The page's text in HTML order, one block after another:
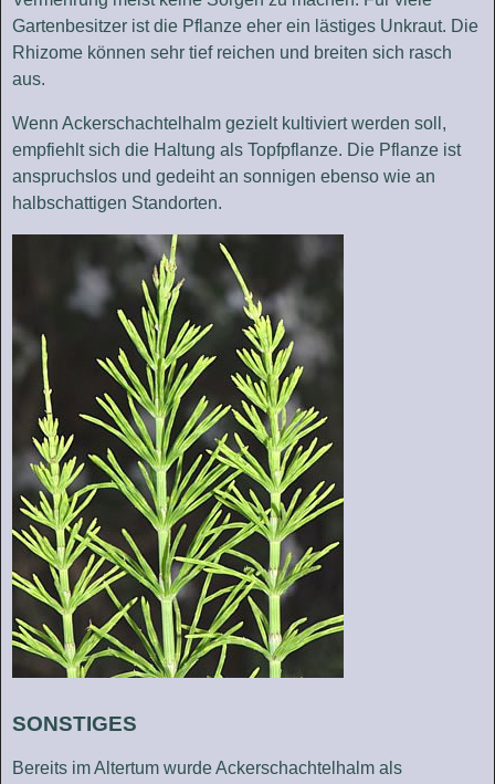
Gartenbesitzer ist die Pflanze eher ein lästiges Unkraut. Die
Rhizome können sehr tief reichen und breiten sich rasch
aus.
Wenn Ackerschachtelhalm gezielt kultiviert werden soll,
empfiehlt sich die Haltung als Topfpflanze. Die Pflanze ist
anspruchslos und gedeiht an sonnigen ebenso wie an
halbschattigen Standorten.
SONSTIGES
Bereits im Altertum wurde Ackerschachtelhalm als